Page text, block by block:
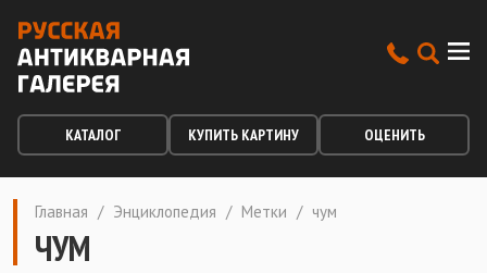
КАТАЛОГ КУПИТЬ КАРТИНУ ОЦЕНИТЬ
Главная / Энциклопедия / Метки / чум
ЧУМ